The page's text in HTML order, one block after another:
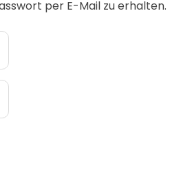
per E-Mail zu erhalten.